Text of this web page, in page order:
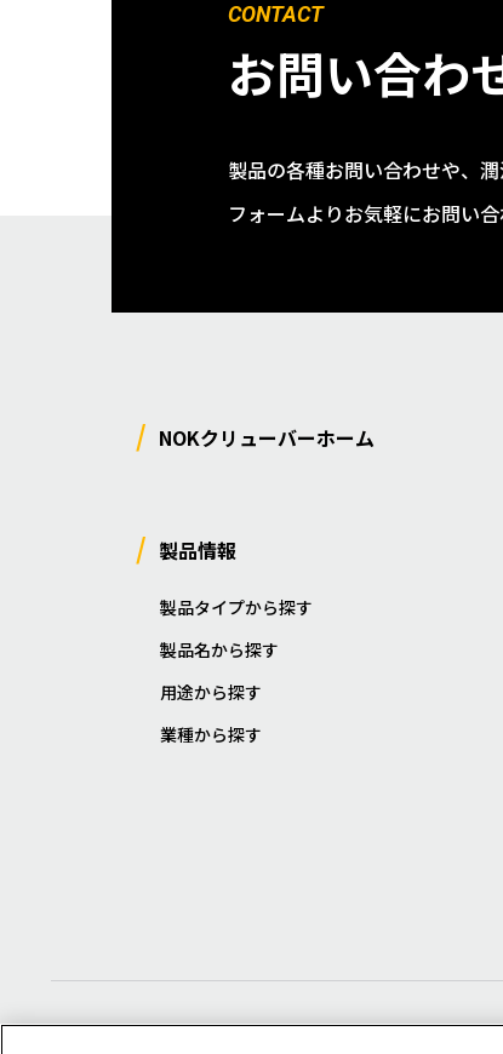
CONTACT
お問い合わ
製品の各種お問い合わせや、
フォームよりお気軽にお問い合
NOKクリューバーホーム
製品情報
製品タイプから探す
製品名から探す
用途から探す
業種から探す